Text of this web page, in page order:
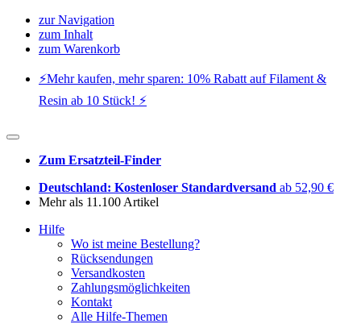
zur Navigation
zum Inhalt
zum Warenkorb
⚡️Mehr kaufen, mehr sparen: 10% Rabatt auf Filament &
Resin ab 10 Stück! ⚡️
Zum Ersatzteil-Finder
Deutschland: Kostenloser Standardversand ab 52,90 €
Mehr als 11.100 Artikel
Hilfe
Wo ist meine Bestellung?
Rücksendungen
Versandkosten
Zahlungsmöglichkeiten
Kontakt
Alle Hilfe-Themen